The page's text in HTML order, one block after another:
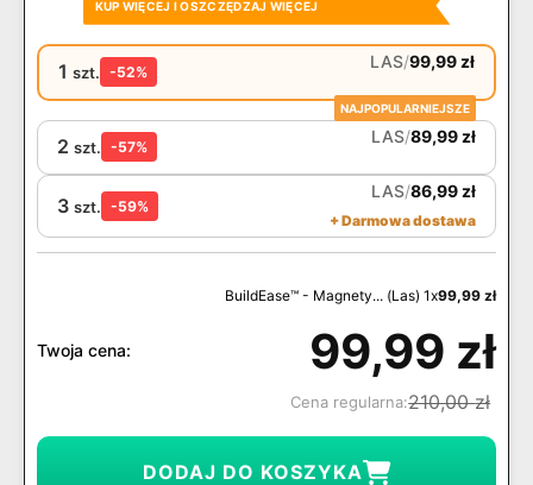
KUP WIĘCEJ I OSZCZĘDZAJ WIĘCEJ
1 szt. -52%
LAS/99,99 zł
NAJPOPULARNIEJSZE
2 szt. -57%
LAS/89,99 zł
3 szt. -59%
LAS/86,99 zł
+ Darmowa dostawa
BuildEase™ - Magnety... (Las) 1x99,99 zł
Twoja cena: 99,99 zł
Cena regularna:210,00zł
DODAJ DO KOSZYKA